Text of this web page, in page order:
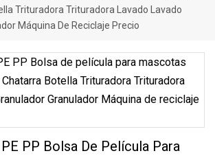
Trituradora Trituradora Lavado Lavado
Máquina De Reciclaje Precio
PP Bolsa De Película Para